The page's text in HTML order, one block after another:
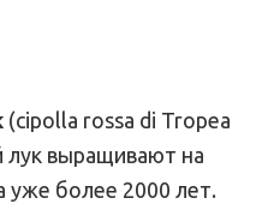
(cipolla rossa di Tropea
лук выращивают на
уже более 2000 лет.